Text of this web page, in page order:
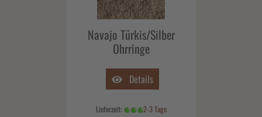
Navajo Türkis/Silber
Ohrringe
Details
Lieferzeit: 2-3 Tage